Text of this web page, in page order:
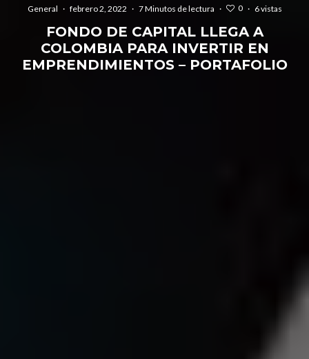
General · febrero 2, 2022 · 7 Minutos de lectura · 0 · 6 vistas
FONDO DE CAPITAL LLEGA A
COLOMBIA PARA INVERTIR EN
EMPRENDIMIENTOS – PORTAFOLIO